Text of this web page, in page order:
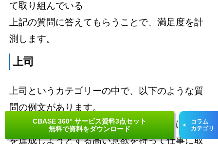
CBASE 360° サービス資料3点セット
無料で資料をダウンロード
コラム
カテゴリ
て取り組んでいる
上記の質問に答えてもらうことで、満足度を計
測します。
上司
上司というカテゴリーの中で、以下のような質
問の例文があります。
・上司のリーダーシップにおいて、上司は目標
を達成しようとする高い意欲を持って仕事に取